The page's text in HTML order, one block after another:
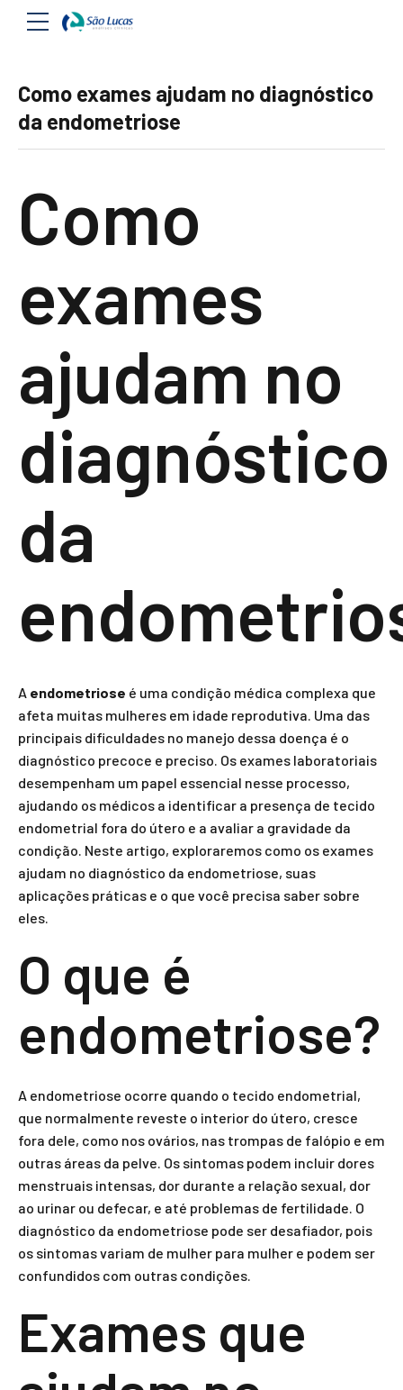
Como exames ajudam no diagnóstico
da endometriose
Como
exames
ajudam no
diagnóstico
da
A endometriose é uma condição médica complexa que
afeta muitas mulheres em idade reprodutiva. Uma das
principais dificuldades no manejo dessa doença é o
diagnóstico precoce e preciso. Os exames laboratoriais
desempenham um papel essencial nesse processo,
ajudando os médicos a identificar a presença de tecido
endometrial fora do útero e a avaliar a gravidade da
condição. Neste artigo, exploraremos como os exames
ajudam no diagnóstico da endometriose, suas
aplicações práticas e o que você precisa saber sobre
eles.
O que é
endometriose?
A endometriose ocorre quando o tecido endometrial,
que normalmente reveste o interior do útero, cresce
fora dele, como nos ovários, nas trompas de falópio e em
outras áreas da pelve. Os sintomas podem incluir dores
menstruais intensas, dor durante a relação sexual, dor
ao urinar ou defecar, e até problemas de fertilidade. O
diagnóstico da endometriose pode ser desafiador, pois
os sintomas variam de mulher para mulher e podem ser
confundidos com outras condições.
Exames que